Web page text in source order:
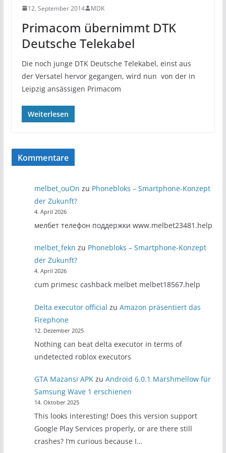
12. September 2014 MDK
Primacom übernimmt DTK
Deutsche Telekabel
Die noch junge DTK Deutsche Telekabel, einst aus
der Versatel hervor gegangen, wird nun von der in
Leipzig ansässigen Primacom
Weiterlesen
Kommentare
melbet_ouOn zu Phonebloks – Smartphone-Konzept
der Zukunft?
4. April 2026
мелбет телефон поддержки www.melbet23481.help
melbet_fekn zu Phonebloks – Smartphone-Konzept
der Zukunft?
4. April 2026
cum primesc cashback melbet melbet18567.help
Delta executor official zuAmazon präsentiert das
Firephone
12. Dezember 2025
Nothing can beat delta executor in terms of
undetected roblox executors
GTA Mazansi APK zuAndroid 6.0.1 Marshmellow für
Samsung Wave 1 erschienen
14. Oktober 2025
This looks interesting! Does this version support
Google Play Services properly, or are there still
crashes? I’m curious because I…